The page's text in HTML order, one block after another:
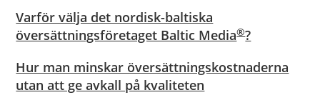
Varför välja det nordisk-baltiska
översättningsföretaget Baltic Media®?
Hur man minskar översättningskostnaderna
utan att ge avkall på kvaliteten